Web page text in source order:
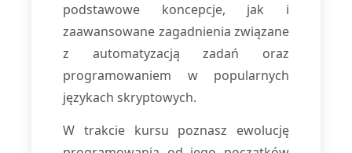
podstawowe koncepcje, jak i
zaawansowane zagadnienia związane
z automatyzacją zadań oraz
programowaniem w popularnych
językach skryptowych.
W trakcie kursu poznasz ewolucję